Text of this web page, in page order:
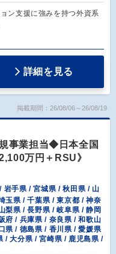
ン支援に強みを持つ外資系
詳細を見る
掲載期間：26/08/06～26/08/19
事業担当◆日本全国
万円＋RSU》
岩手県 / 宮城県 / 秋田県 / 山
玉県 / 千葉県 / 東京都 / 神奈
梨県 / 長野県 / 岐阜県 / 静岡
府 / 兵庫県 / 奈良県 / 和歌山
県 / 徳島県 / 香川県 / 愛媛県
/ 大分県 / 宮崎県 / 鹿児島県 /